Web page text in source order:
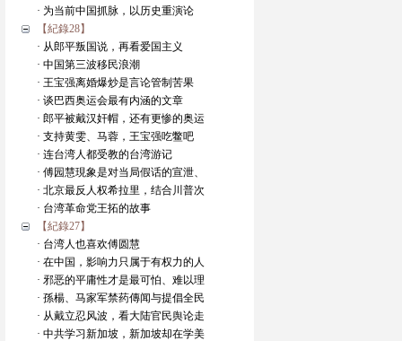
· 为当前中国抓脉，以历史重演论
【紀錄28】
· 从郎平叛国说，再看爱国主义
· 中国第三波移民浪潮
· 王宝强离婚爆炒是言论管制苦果
· 谈巴西奥运会最有内涵的文章
· 郎平被戴汉奸帽，还有更惨的奥运
· 支持黄雯、马蓉，王宝强吃鳖吧
· 连台湾人都受教的台湾游记
· 傅园慧現象是对当局假话的宣泄、
· 北京最反人权希拉里，结合川普次
· 台湾革命党王拓的故事
【紀錄27】
· 台湾人也喜欢傅圆慧
· 在中国，影响力只属于有权力的人
· 邪恶的平庸性才是最可怕、难以理
· 孫楊、马家军禁药傳闻与提倡全民
· 从戴立忍风波，看大陆官民舆论走
· 中共学习新加坡，新加坡却在学美